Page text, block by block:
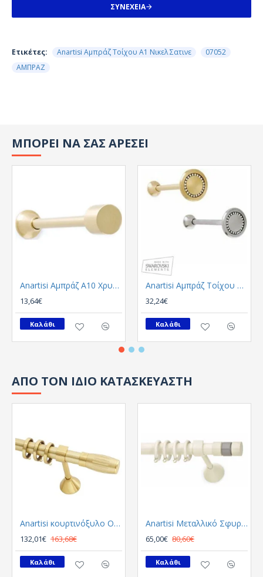
ΣΥΝΈΧΕΙΑ
Ετικέτες: Anartisi Αμπράζ Τοίχου A1 Νικελ Σατινε
07052
ΑΜΠΡΑΖ
ΜΠΟΡΕΙ ΝΑ ΣΑΣ ΑΡΕΣΕΙ
Anartisi Αμπράζ A10 Χρυσο Σατινε
13,64€
Καλάθι
Anartisi Αμπράζ Τοίχου A11 Νικελ Σατινε
32,24€
Καλάθι
ΑΠΟ ΤΟΝ ΙΔΙΟ ΚΑΤΑΣΚΕΥΑΣΤΗ
Anartisi κουρτινόξυλο Origin Φ25 Χρυσο Σατινε
132,01€ 163,68€
Καλάθι
Anartisi Μεταλλικό Σφυρήλατο παιδικό κουρτινόξυλο Livorno MY-02 / γκρι Φ25
65,00€ 80,60€
Καλάθι